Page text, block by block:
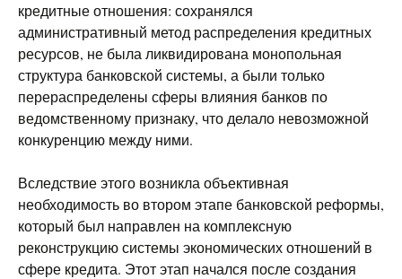
кредитные отношения: сохранялся
административный метод распределения кредитных
ресурсов, не была ликвидирована монопольная
структура банковской системы, а были только
перераспределены сферы влияния банков по
ведомственному признаку, что делало невозможной
конкуренцию между ними.
Вследствие этого возникла объективная
необходимость во втором этапе банковской реформы,
который был направлен на комплексную
реконструкцию системы экономических отношений в
сфере кредита. Этот этап начался после создания